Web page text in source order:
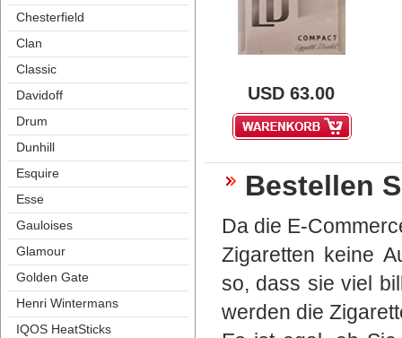
Chesterfield
Clan
Classic
Davidoff
Drum
Dunhill
Esquire
Esse
Gauloise
Glamour
Golden Gate
Henri Winterman
IQOS HeatStick
USD 63.00
Bestellen
Da die E-
Zigaretten keine
o, dass sie viel
werden die